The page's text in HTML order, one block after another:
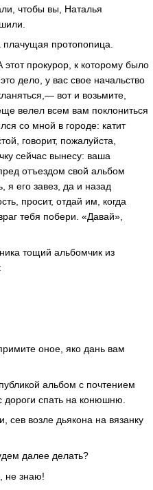
чтобы вы, Наталья
протопопица.
прокурор, к которому было
дело, у вас свое начальство
вот и возьмите,
велел всем вам поклониться
со мной в городе: катит
говорит, пожалуйста,
сейчас вынесу: ваша
отъездом свой альбом
я его завез, да и назад
просит, отдай им, когда
тебя побери. «Давай»,
тощий альбомчик из
оное, яко дань вам
альбом с почтением
спать на конюшню.
сев возле дьякона на вязанку
далее делать?
не знаю!